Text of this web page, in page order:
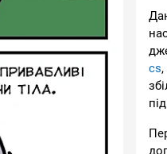
cs